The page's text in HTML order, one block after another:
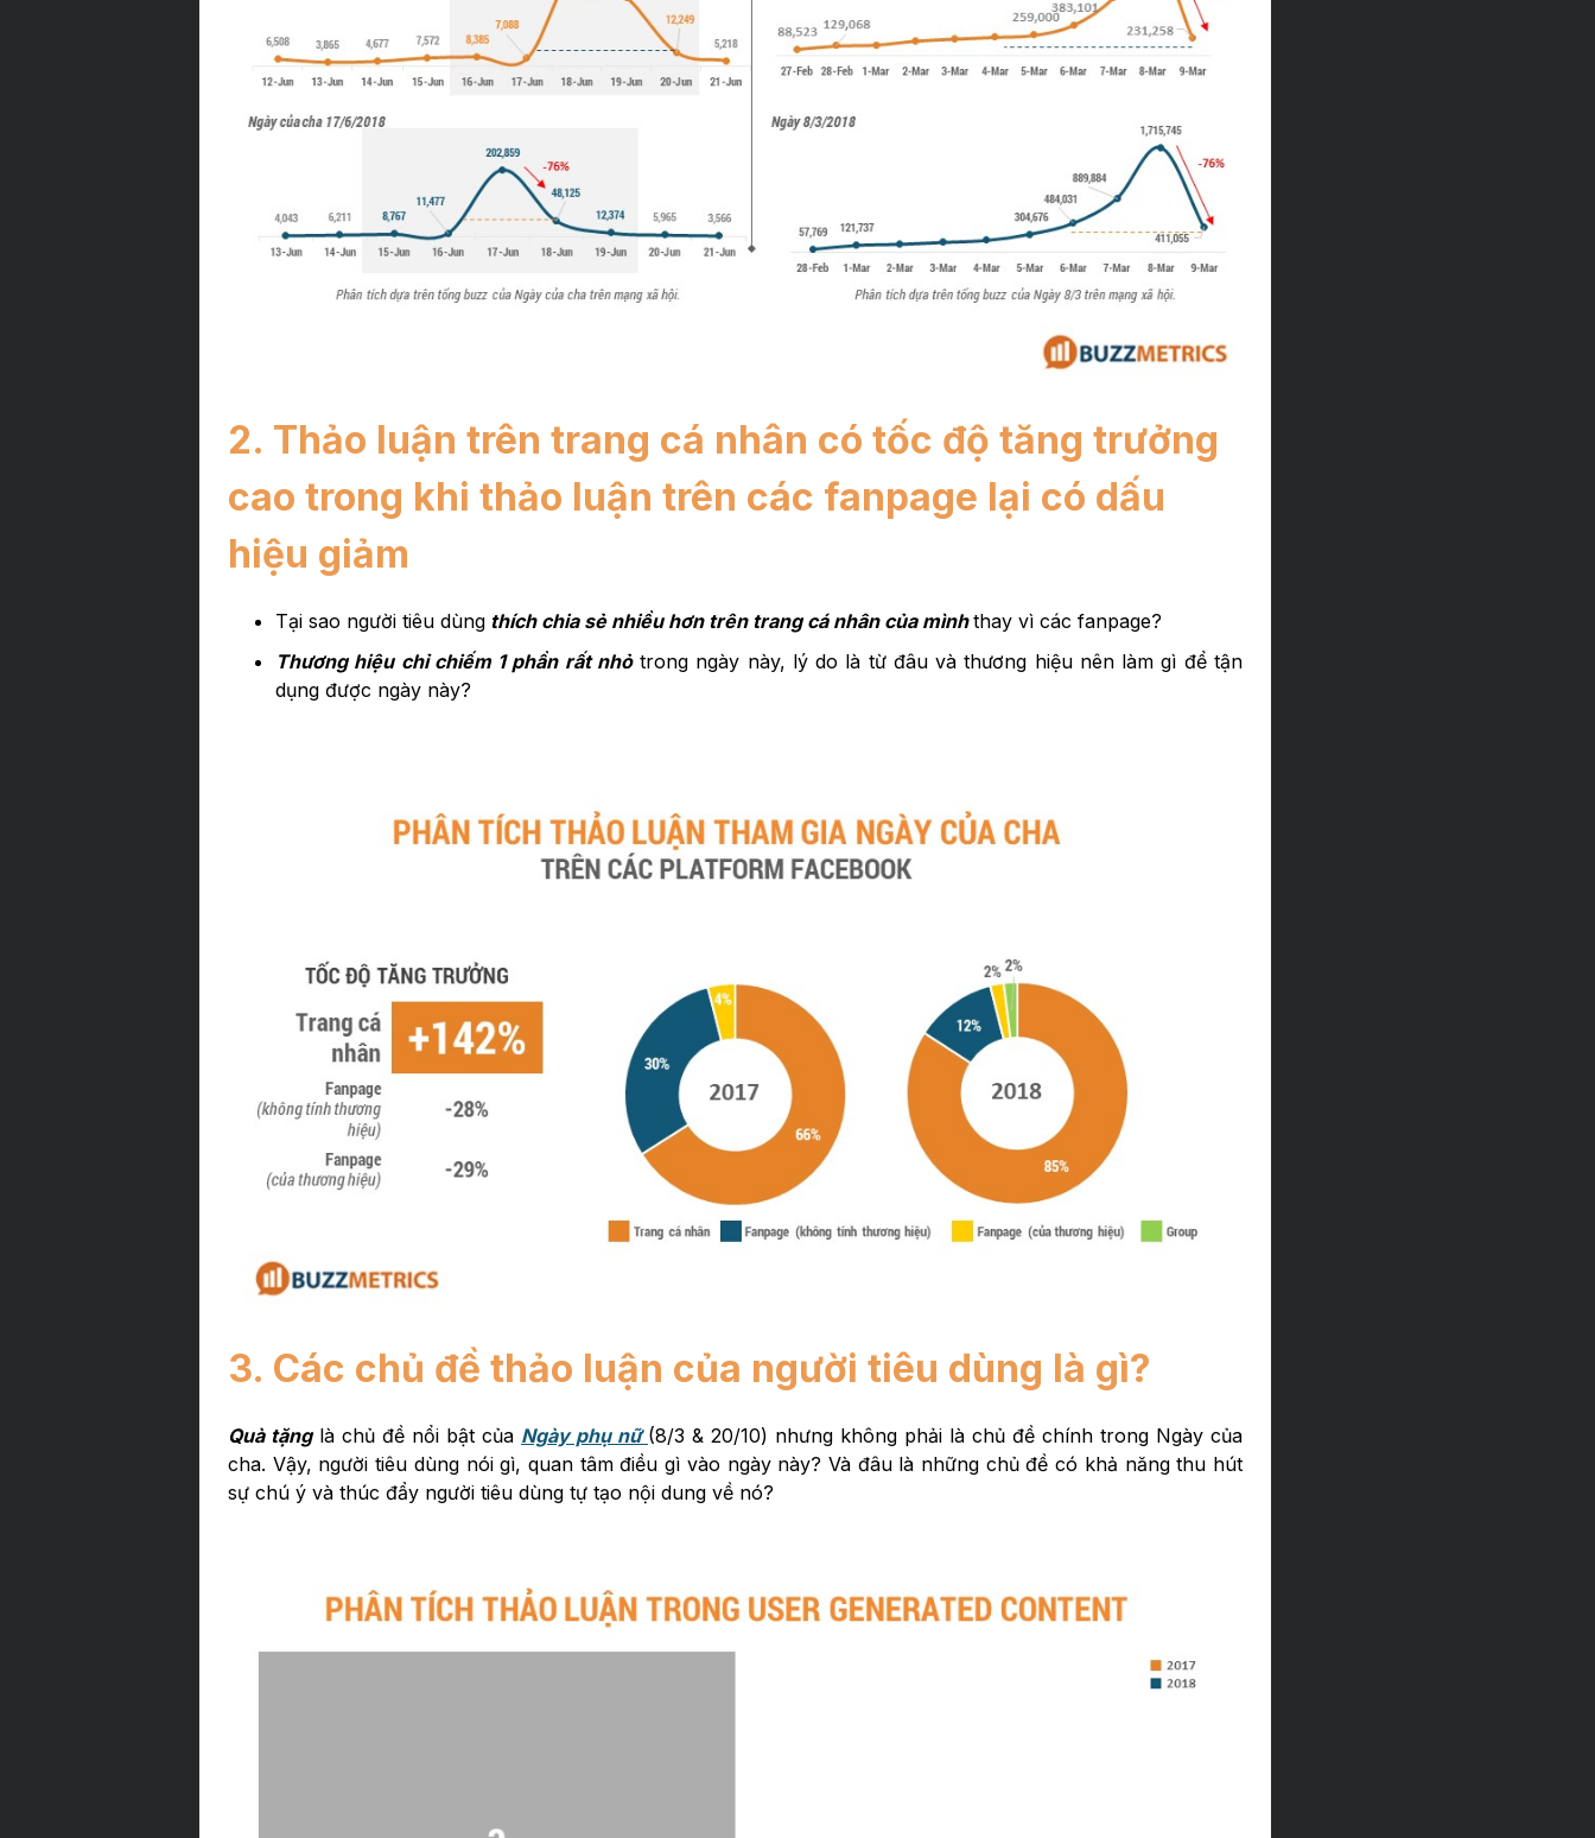
2. Thảo luận trên trang cá nhân có tốc độ tăng trưởng
cao trong khi thảo luận trên các fanpage lại có dấu
hiệu giảm
Tại sao người tiêu dùng thích chia sẻ nhiều hơn trên trang cá nhân của mìnhthay vì các fanpage?
Thương hiệu chỉ chiếm 1 phần rất nhỏ trong ngày này, lý do là từ đâu và thương hiệu nên làm gì để tận
dụng được ngày này?
3. Các chủ đề thảo luận của người tiêu dùng là gì?
Quà tặng là chủ đề nổi bật của Ngày phụ nữ (8/3 & 20/10) nhưng không phải là chủ đề chính trong Ngày của
cha. Vậy, người tiêu dùng nói gì, quan tâm điều gì vào ngày này? Và đâu là những chủ đề có khả năng thu hút
sự chú ý và thúc đẩy người tiêu dùng tự tạo nội dung về nó?